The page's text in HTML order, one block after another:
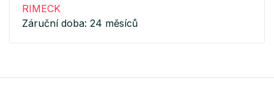
RIMECK
Záruční doba: 24 měsíců